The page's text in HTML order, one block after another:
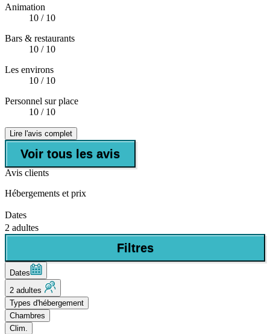
Animation
10 / 10
Bars & restaurants
10 / 10
Les environs
10 / 10
Personnel sur place
10 / 10
Lire l'avis complet
Voir tous les avis
Avis clients
Hébergements et prix
Dates
2 adultes
Filtres
Dates
2 adultes
Types d'hébergement
Chambres
Clim.